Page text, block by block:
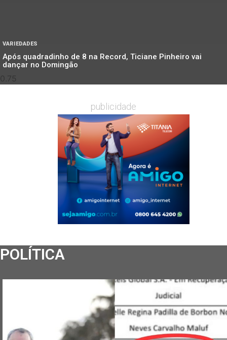
VARIEDADES
Após quadradinho de 8 na Record, Ticiane Pinheiro vai
dançar no Domingão
publicidade
POLÍTICA